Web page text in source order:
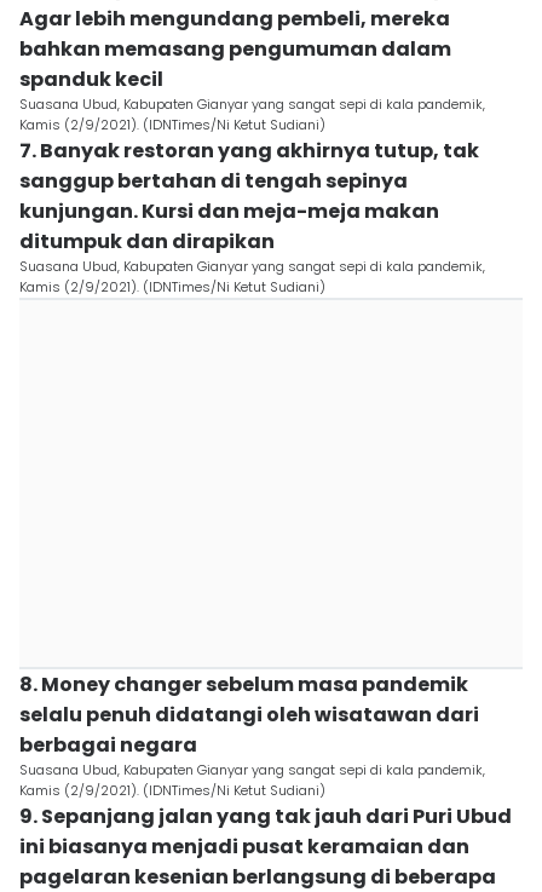
Agar lebih mengundang pembeli, mereka
bahkan memasang pengumuman dalam
spanduk kecil
Suasana Ubud, Kabupaten Gianyar yang sangat sepi di kala pandemik,
Kamis (2/9/2021). (IDNTimes/Ni Ketut Sudiani)
7. Banyak restoran yang akhirnya tutup, tak
sanggup bertahan di tengah sepinya
kunjungan. Kursi dan meja-meja makan
ditumpuk dan dirapikan
Suasana Ubud, Kabupaten Gianyar yang sangat sepi di kala pandemik,
Kamis (2/9/2021). (IDNTimes/Ni Ketut Sudiani)
8. Money changer sebelum masa pandemik
selalu penuh didatangi oleh wisatawan dari
berbagai negara
Suasana Ubud, Kabupaten Gianyar yang sangat sepi di kala pandemik,
Kamis (2/9/2021). (IDNTimes/Ni Ketut Sudiani)
9. Sepanjang jalan yang tak jauh dari Puri Ubud
ini biasanya menjadi pusat keramaian dan
pagelaran kesenian berlangsung di beberapa